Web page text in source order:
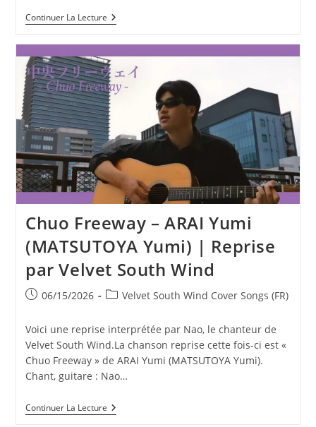
Continuer La LectureLion
Heart
|
Reprise
Par
Velvet
South
Wind
Chuo Freeway – ARAI Yumi
(MATSUTOYA Yumi) | Reprise
par Velvet South Wind
Publication
06/15/2026
PostVelvet South Wind Cover Songs (FR)
Voici une reprise interprétée par Nao, le chanteur de
Velvet South Wind.La chanson reprise cette fois-ci est «
Chuo Freeway » de ARAI Yumi (MATSUTOYA Yumi).
Chant, guitare : Nao…
Continuer La LectureChuo
Freeway